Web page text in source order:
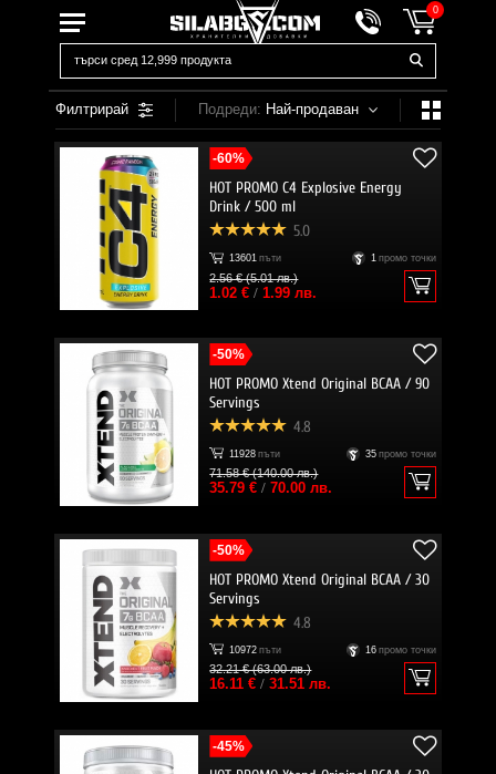
0
Филтрирай Подреди: Най-продаван
-60%
HOT PROMO C4 Explosive Energy
Drink / 500 ml
5.0
13601 пъти 1 промо точки
2.56 € (5.01 лв.)
1.02 €/ 1.99 лв.
-50%
HOT PROMO Xtend Original BCAA / 90
Servings
4.8
11928 пъти 35 промо точки
71.58 € (140.00 лв.)
35.79 €/ 70.00 лв.
-50%
HOT PROMO Xtend Original BCAA / 30
Servings
4.8
10972 пъти 16 промо точки
32.21 € (63.00 лв.)
16.11 €/ 31.51 лв.
-45%